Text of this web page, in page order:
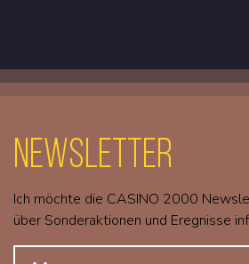
Newsletter
Ich möchte die CASINO 2000
über Sonderaktionen und Eregnisse